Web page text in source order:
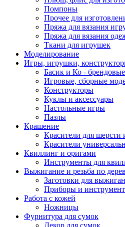
Помпоны
Прочее для
Пряжа для вязания
Пряжа для вязания
Ткани для игрушек
Моделирование
Игры, игрушки,
Басик и Ко -
Игровые, сборные
Конструкторы
Куклы и аксессуары
Настольные игры
Пазлы
Крашение
Красители для шерсти
Красители
Квиллинг и оригами
Инструменты для
Выжигание и резьба по
Заготовки для
Приборы и
Работа с кожей
Ножницы
Фурнитура для сумок
Декор для сумок